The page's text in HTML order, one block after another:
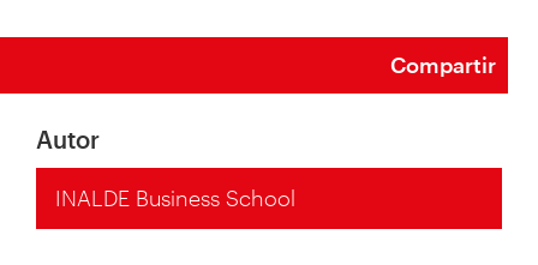
Compartir
Autor
INALDE Business School